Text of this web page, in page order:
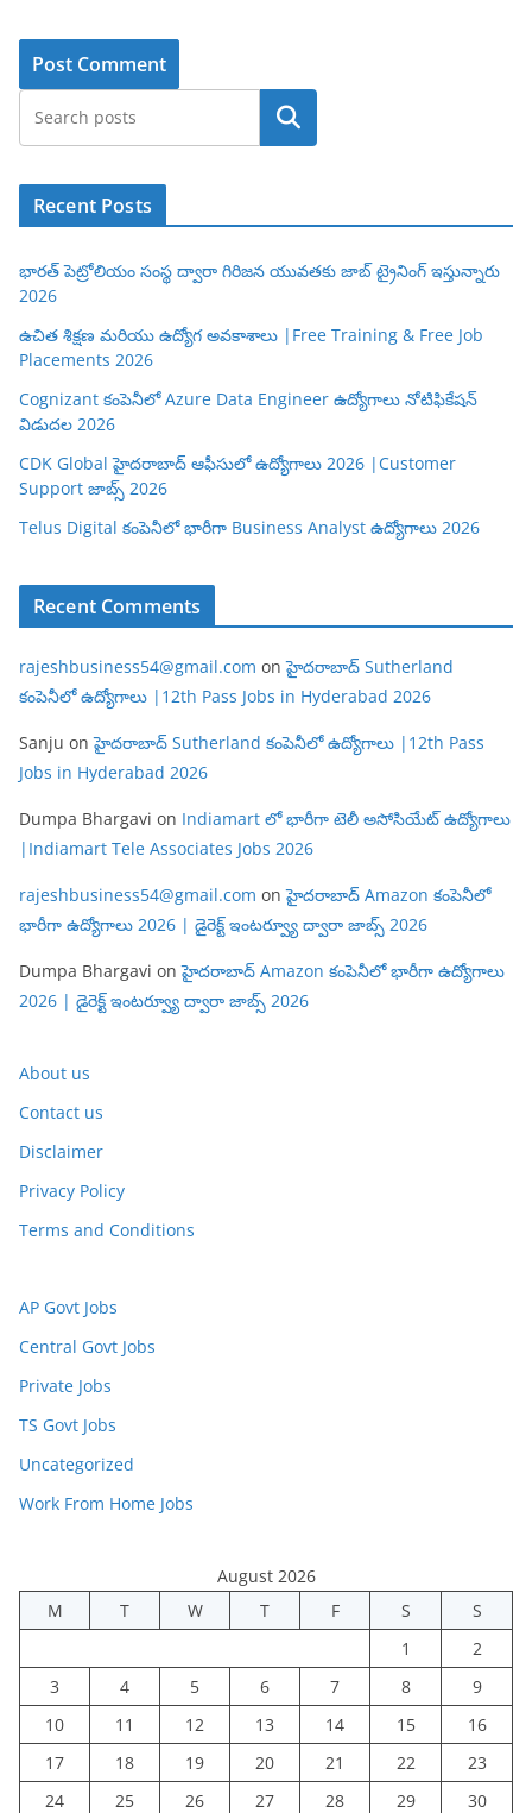
Search
Recent Posts
భారత్ పెట్రోలియం సంస్థ ద్వారా గిరిజన యువతకు జాబ్ ట్రైనింగ్ ఇస్తున్నారు
2026
ఉచిత శిక్షణ మరియు ఉద్యోగ అవకాశాలు |Free Training & Free Job
Placements 2026
Cognizant కంపెనీలో Azure Data Engineer ఉద్యోగాలు నోటిఫికేషన్
విడుదల 2026
CDK Global హైదరాబాద్ ఆఫీసులో ఉద్యోగాలు 2026 |Customer
Support జాబ్స్ 2026
Telus Digital కంపెనీలో భారీగా Business Analyst ఉద్యోగాలు 2026
Recent Comments
rajeshbusiness54@gmail.com onహైదరాబాద్ Sutherland
కంపెనీలో ఉద్యోగాలు |12th Pass Jobs in Hyderabad 2026
Sanju onహైదరాబాద్ Sutherland కంపెనీలో ఉద్యోగాలు |12th Pass
Jobs in Hyderabad 2026
Dumpa Bhargavi on Indiamart లో భారీగా టెలీ అసోసియేట్ ఉద్యోగాలు
|Indiamart Tele Associates Jobs 2026
rajeshbusiness54@gmail.com onహైదరాబాద్ Amazon కంపెనీలో
భారీగా ఉద్యోగాలు 2026 | డైరెక్ట్ ఇంటర్వ్యూ ద్వారా జాబ్స్ 2026
Dumpa Bhargavi onహైదరాబాద్ Amazon కంపెనీలో భారీగా ఉద్యోగాలు
2026 | డైరెక్ట్ ఇంటర్వ్యూ ద్వారా జాబ్స్ 2026
About us
Contact us
Disclaimer
Privacy Policy
Terms and Conditions
AP Govt Jobs
Central Govt Jobs
Private Jobs
TS Govt Jobs
Uncategorized
Work From Home Jobs
August 2026
M
T W T F S
S
1
2
3
4 5 6 7 8
9
10
11 12 13 14 15
16
17
18 19 20 21 22
23
24
25 26 27 28 29 30